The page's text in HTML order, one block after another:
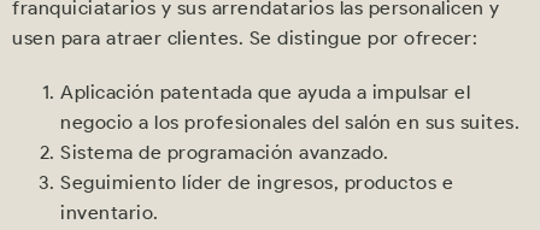
franquiciatarios y sus arrendatarios las personalicen y
usen para atraer clientes. Se distingue por ofrecer:
Aplicación patentada que ayuda a impulsar el
negocio a los profesionales del salón en sus suites.
Sistema de programación avanzado.
Seguimiento líder de ingresos, productos e
inventario.